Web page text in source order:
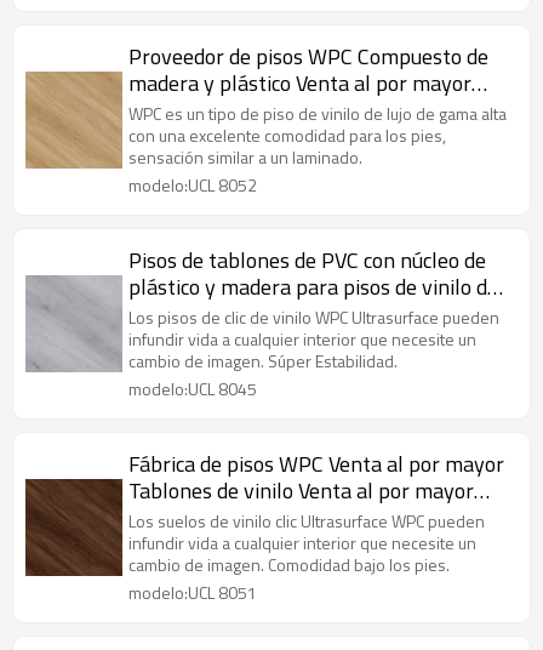
Proveedor de pisos WPC Compuesto de
madera y plástico Venta al por mayor
Pisos de vinilo | Libre de VOC Reciclable
Apto para niños UCL 8052
WPC es un tipo de piso de vinilo de lujo de gama alta
con una excelente comodidad para los pies,
sensación similar a un laminado.
modelo:UCL 8052
Pisos de tablones de PVC con núcleo de
plástico y madera para pisos de vinilo de
WPC | Clásico absorbente de sonido fácil
de limpiar | Oficina Sala de estar Casa
Los pisos de clic de vinilo WPC Ultrasurface pueden
infundir vida a cualquier interior que necesite un
cambio de imagen. Súper Estabilidad.
modelo:UCL 8045
Fábrica de pisos WPC Venta al por mayor
Tablones de vinilo Venta al por mayor
Pisos de madera con núcleo de plástico |
Antideslizante a prueba de fuego Bajo
mantenimiento UCL 8051
Los suelos de vinilo clic Ultrasurface WPC pueden
infundir vida a cualquier interior que necesite un
cambio de imagen. Comodidad bajo los pies.
modelo:UCL 8051